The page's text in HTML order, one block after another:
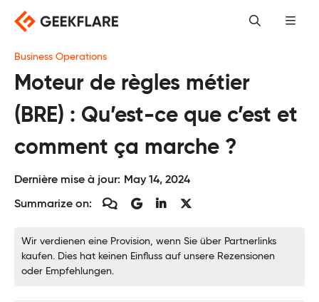
Skip
content
Business Operations
Moteur de règles métier
(BRE) : Qu’est-ce que c’est et
comment ça marche ?
Dernière mise à jour: May 14, 2024
Summarize on:
Wir verdienen eine Provision, wenn Sie über Partnerlinks
kaufen. Dies hat keinen Einfluss auf unsere Rezensionen
oder Empfehlungen.